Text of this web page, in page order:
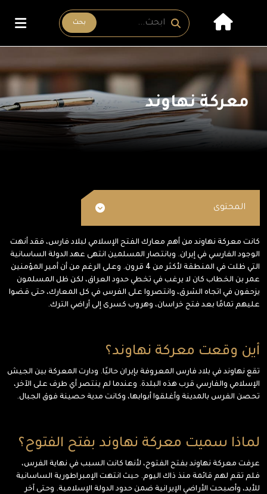
بحث
معركة نهاوند
المحتوى
كانت معركة نهاوند من أهم معارك الفتح الإسلامي لبلاد فارس، فقد أنهت
الوجود الفارسي في إيران. وبانتصار المسلمين انتهى عهد الدولة الساسانية
التي ظلت في المنطقة لأكثر من 4 قرون. وعلى الرغم من أن أمير المؤمنين
عمر بن الخطاب كان لا يرغب في تخطي حدود العراق، لكن ظل المسلمون
يزحفون في اتجاه الشرق، وانتصروا على الفرس في كل المعارك، حتى قضوا
عليهم تمامًا بعد فتح خراسان، وهروب كسرى إلى أراضي الترك.
أين وقعت معركة نهاوند؟
تقع نهاوند في بلاد فارس المعروفة بإيران حاليًا. ودارت المعركة بين الجيش
الإسلامي والفارسي قرب هذه البلدة. وعندما لم ينتصر أي طرف على الآخر،
تحصن الفرس بالمدينة وأغلقوا أبوابها، وكانت مدية حصينة فوق الجبال.
لماذا سميت معركة نهاوند بفتح الفتوح؟
عرفت معركة نهاوند بفتح الفتوح، لأنها كانت السبب في نهاية الفرس،
فلم تقم لهم قائمة منذ ذاك اليوم. حيث انتهت الإمبراطورية الساسانية
للأبد، وأصبحت الأراضي الإيرانية ضمن حدود الدولة الإسلامية. وحتى آخر